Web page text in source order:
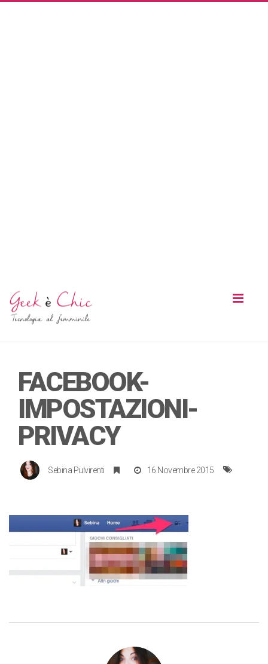
FACEBOOK-
IMPOSTAZIONI-
PRIVACY
Sebina Pulvirenti 16 Novembre 2015